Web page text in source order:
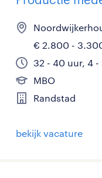
€ 2.800 -
32 - 40 uur, 4 -
MBO
Randstad
bekijk vacature